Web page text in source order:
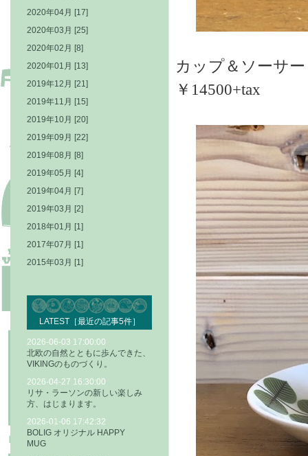
カップ＆ソーサー
￥14500+tax
2020年04月 [17]
2020年03月 [25]
2020年02月 [8]
2020年01月 [13]
2019年12月 [21]
2019年11月 [15]
2019年10月 [20]
2019年09月 [22]
2019年08月 [8]
2019年05月 [4]
2019年04月 [7]
2019年03月 [2]
2018年01月 [1]
2017年07月 [1]
2015年03月 [1]
LATEST［最近の記事5件］
2026-06-03 17:00:00
北欧の自然とともに歩んできた、
VIKINGのものづくり。
2026-04-27 16:30:00
リサ・ラーソンの新しい楽しみ
方、はじまります。
2026-01-06 17:42:32
BOLIG オリジナル HAPPY
MUG